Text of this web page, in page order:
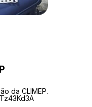
da CLIMEP.